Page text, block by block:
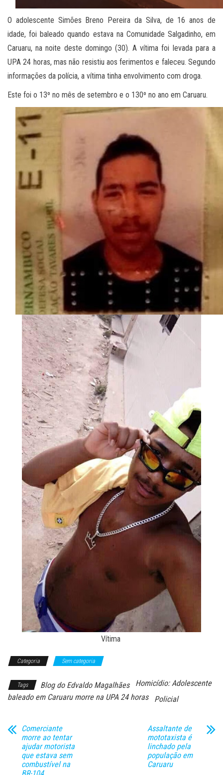
O adolescente Simões Breno Pereira da Silva, de 16 anos de
idade, foi baleado quando estava na Comunidade Salgadinho, em
Caruaru, na noite deste domingo (30). A vítima foi levada para a
UPA 24 horas, mas não resistiu aos ferimentos e faleceu. Segundo
informações da polícia, a vítima tinha envolvimento com droga.
Este foi o 13º no mês de setembro e o 130º no ano em Caruaru.
Vítima
Categoria Sem categoria
Tags Blog do Edvaldo Magalhães
Homicídio: Adolescente
baleado em Caruaru morre na UPA 24 horas
Policial
Comerciante
morre ao tentar
ajudar motorista
que estava sem
combustível na
Assaltante de
mototaxista é
linchado pela
população em
Caruaru